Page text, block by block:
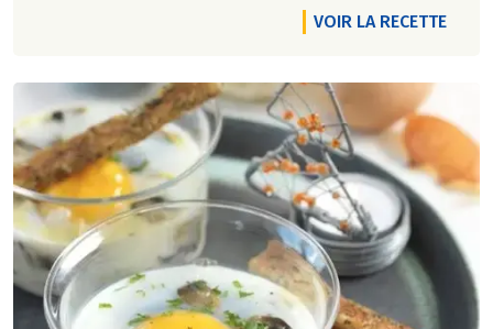
VOIR LA RECETTE